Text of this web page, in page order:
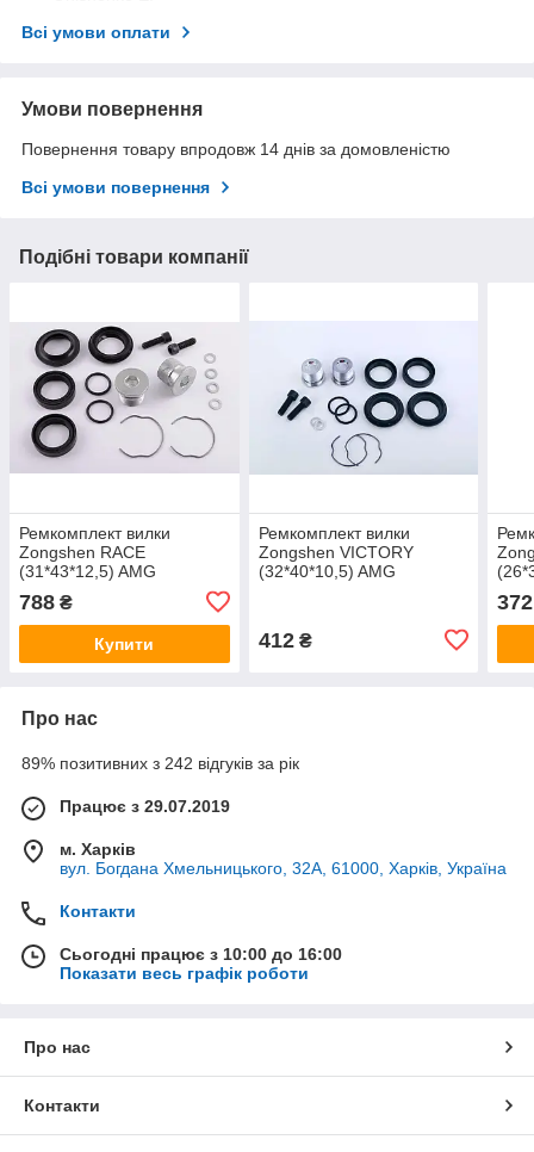
Всі умови оплати
Умови повернення
Повернення товару впродовж 14 днів за домовленістю
Всі умови повернення
Подібні товари компанії
Ремкомплект вилки
Zongshen RACE
(31*43*12,5) AMG
788 ₴
Купити
Ремкомплект вилки
Zongshen VICTORY
(32*40*10,5) AMG
412₴
372
Про нас
89% позитивних з 242 відгуків за рік
Працює з 29.07.2019
м. Харків
вул. Богдана Хмельницького, 32А, 61000, Харків, Україна
Контакти
Сьогодні працює з 10:00 до 16:00
Показати весь графік роботи
Про нас
Контакти